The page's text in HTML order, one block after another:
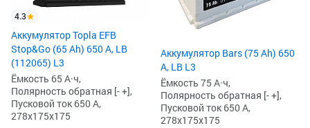
4.3
Аккумулятор Topla EFB
Stop&Go (65 Ah) 650 А, LB
(112065) L3
Ёмкость 65 А·ч,
Полярность обратная [- +],
Пусковой ток 650 А,
278x175x175
Аккумулятор Bars (75 Ah) 650
А, LB L3
Ёмкость 75 А·ч,
Полярность обратная [- +],
Пусковой ток 650 А,
278x175x175